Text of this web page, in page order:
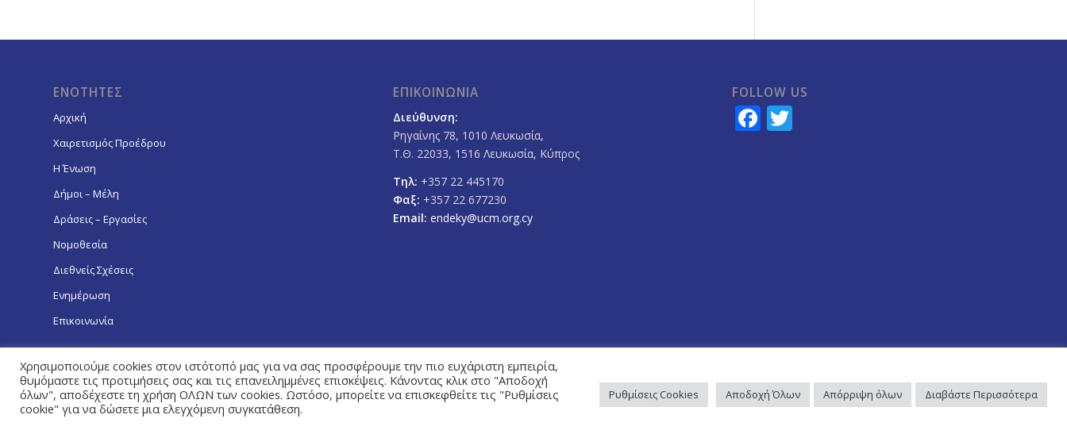
ΕΝΟΤΗΤΕΣ
Αρχική
Χαιρετισμός Προέδρου
Η Ένωση
Δήμοι – Μέλη
Δράσεις – Εργασίες
Νομοθεσία
Διεθνείς Σχέσεις
Ενημέρωση
Επικοινωνία
ΕΠΙΚΟΙΝΩΝΙΑ
Διεύθυνση:
Ρηγαίνης 78, 1010 Λευκωσία,
Τ.Θ. 22033, 1516 Λευκωσία, Κύπρος
Τηλ: +357 22 445170
Φαξ: +357 22 677230
Email: endeky@ucm.org.cy
FOLLOW US
Facebook
Πολιτική Απορρήτου
© Copyright 2026 - Ένωση Δήμων Κύπρου / Designed & Developed by
Χρησιμοποιούμε cookies στον ιστότοπό μας για να σας προσφέρουμε την πιο ευχάριστη εμπειρία,
θυμόμαστε τις προτιμήσεις σας και τις επανειλημμένες επισκέψεις. Κάνοντας κλικ στο "Αποδοχή
όλων", αποδέχεστε τη χρήση ΟΛΩΝ των cookies. Ωστόσο, μπορείτε να επισκεφθείτε τις "Ρυθμίσεις
cookie" για να δώσετε μια ελεγχόμενη συγκατάθεση.
Ρυθμίσεις Cookies Αποδοχή Όλων Απόρριψη όλων Διαβάστε Περισσότερα